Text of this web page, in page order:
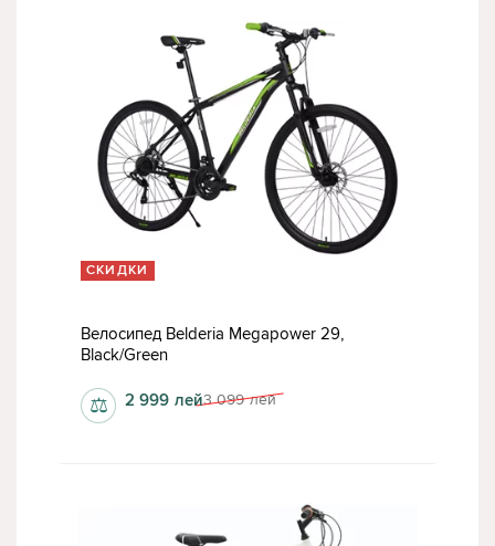
СКИДКИ
Велосипед Belderia Megapower 29,
Black/Green
3 099 лей
2 999 лей
⚖